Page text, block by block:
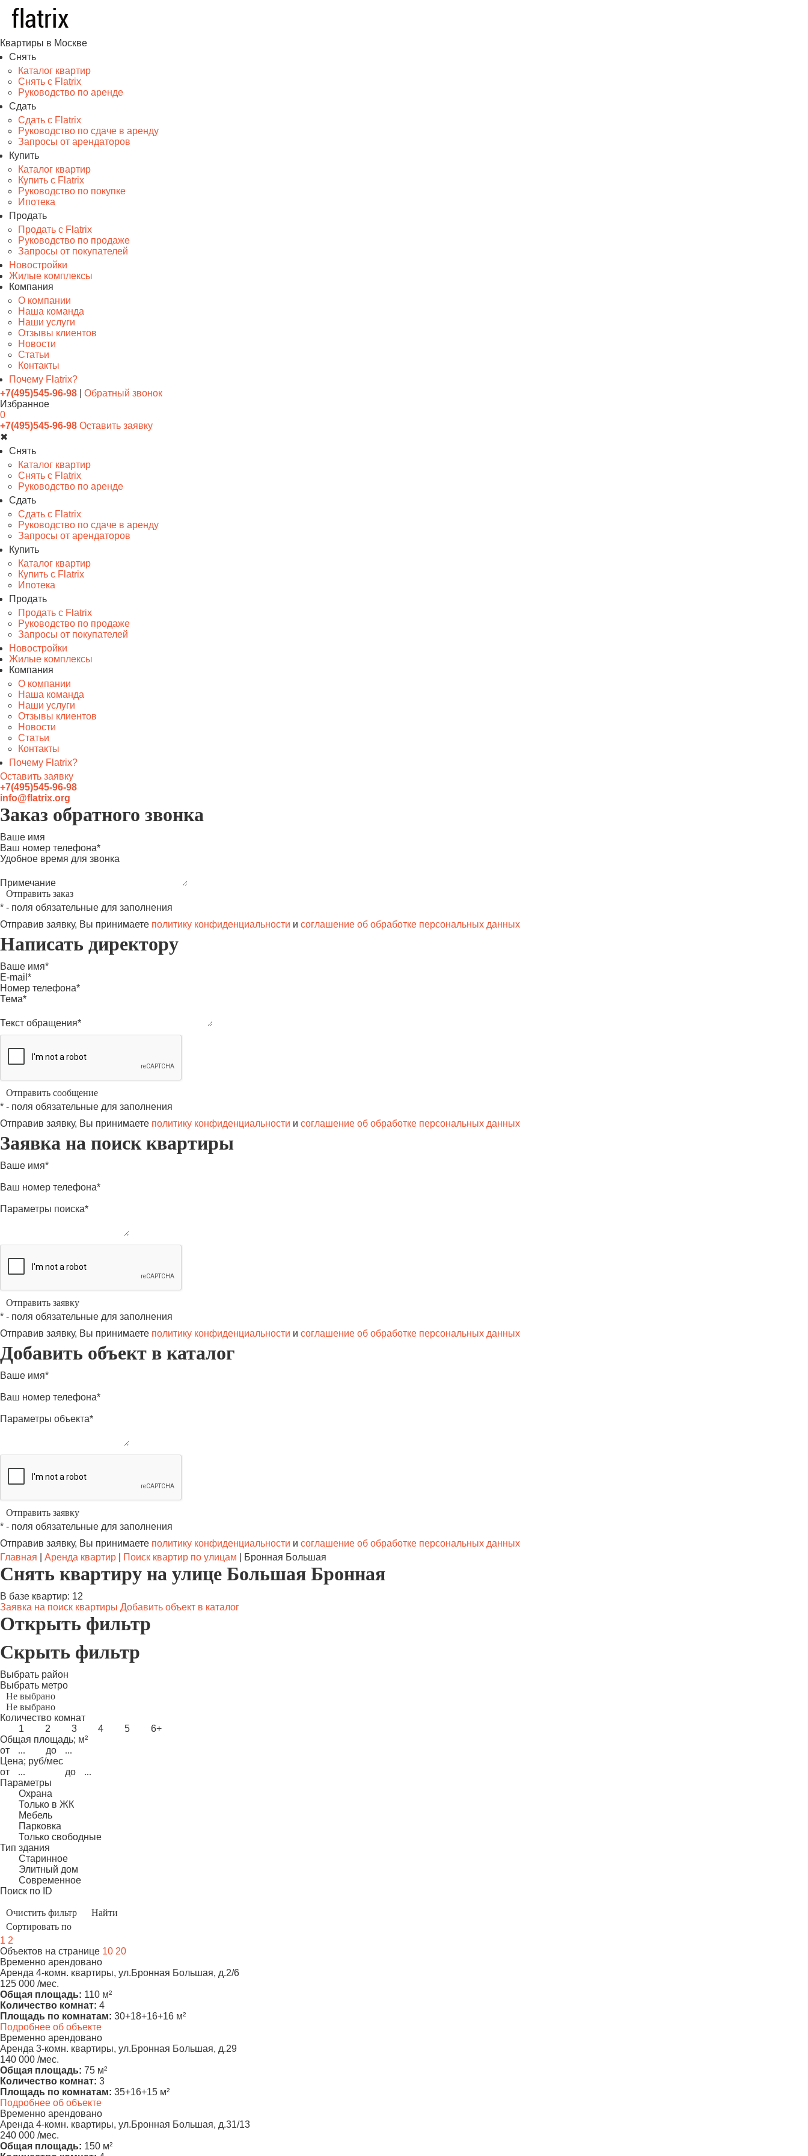
Квартиры в Москве
Снять
Каталог квартир
Снять с Flatrix
Руководство по аренде
Сдать
Сдать с Flatrix
Руководство по сдаче в аренду
Запросы от арендаторов
Купить
Каталог квартир
Купить с Flatrix
Руководство по покупке
Ипотека
Продать
Продать с Flatrix
Руководство по продаже
Запросы от покупателей
Новостройки
Жилые комплексы
Компания
О компании
Наша команда
Наши услуги
Отзывы клиентов
Новости
Статьи
Контакты
Почему Flatrix?
+7(495)545-96-98
Обратный звонок
Избранное
0
+7(495)545-96-98 Оставить заявку
✖
Снять
Каталог квартир
Снять с Flatrix
Руководство по аренде
Сдать
Сдать с Flatrix
Руководство по сдаче в аренду
Запросы от арендаторов
Купить
Каталог квартир
Купить с Flatrix
Ипотека
Продать
Продать с Flatrix
Руководство по продаже
Запросы от покупателей
Новостройки
Жилые комплексы
Компания
О компании
Наша команда
Наши услуги
Отзывы клиентов
Новости
Статьи
Контакты
Почему Flatrix?
Оставить заявку
+7(495)545-96-98
info@flatrix.org
Заказ обратного звонка
Ваше имя
Ваш номер телефона*
Удобное время для звонка
Примечание
* - поля обязательные для заполнения
Отправив заявку, Вы принимаете политику конфиденциальности и соглашение об обработке персональных данных
Написать директору
Ваше имя*
E-mail*
Номер телефона*
Тема*
Текст обращения*
* - поля обязательные для заполнения
Отправив заявку, Вы принимаете политику конфиденциальности и соглашение об обработке персональных данных
Заявка на поиск квартиры
Ваше имя*
Ваш номер телефона*
Параметры поиска*
* - поля обязательные для заполнения
Отправив заявку, Вы принимаете политику конфиденциальности и соглашение об обработке персональных данных
Добавить объект в каталог
Ваше имя*
Ваш номер телефона*
Параметры объекта*
* - поля обязательные для заполнения
Отправив заявку, Вы принимаете политику конфиденциальности и соглашение об обработке персональных данных
Главная
Аренда квартир Поиск квартир по улицам Бронная Большая
Снять квартиру на улице Большая Бронная
В базе квартир: 12
Заявка на поиск квартиры Добавить объект в каталог
Открыть фильтр
Скрыть фильтр
Выбрать район
Выбрать метро
Количество комнат
1
2 3 4 5
6+
Общая площадь; м²
от
до
Цена; руб/мес
от
до
Параметры
Охрана
Только в ЖК
Мебель
Парковка
Только свободные
Тип здания
Старинное
Элитный дом
Современное
Поиск по ID
1 2
Объектов на странице 10 20
Временно арендовано
Аренда 4-комн. квартиры, ул.Бронная Большая, д.2/6
125 000 /мес.
Общая площадь: 110 м²
Количество комнат: 4
Площадь по комнатам: 30+18+16+16 м²
Подробнее об объекте
Временно арендовано
Аренда 3-комн. квартиры, ул.Бронная Большая, д.29
140 000 /мес.
Общая площадь: 75 м²
Количество комнат: 3
Площадь по комнатам: 35+16+15 м²
Подробнее об объекте
Временно арендовано
Аренда 4-комн. квартиры, ул.Бронная Большая, д.31/13
240 000 /мес.
Общая площадь: 150 м²